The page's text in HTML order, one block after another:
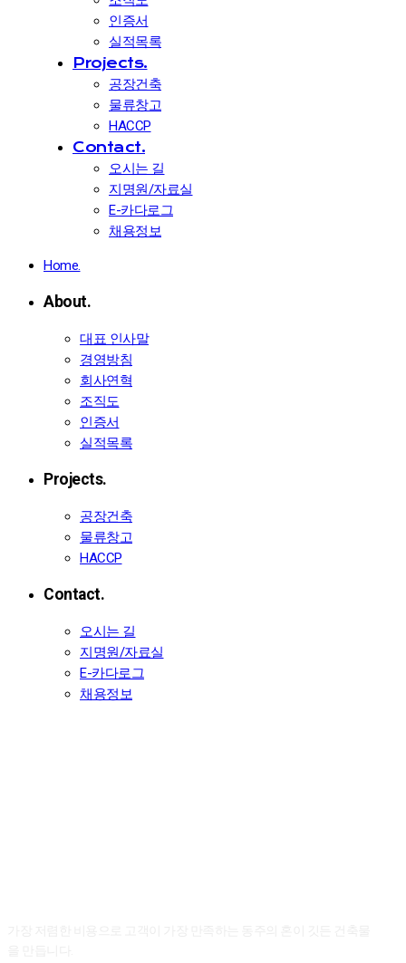
인증서
실적목록
Projects.
공장건축
물류창고
HACCP
Contact.
오시는 길
지명원/자료실
E-카다로그
채용정보
Home.
About.
대표 인사말
경영방침
회사연혁
조직도
인증서
실적목록
Projects.
공장건축
물류창고
HACCP
Contact.
오시는 길
지명원/자료실
E-카다로그
채용정보